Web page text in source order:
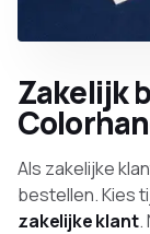
Zakelijk
Als zakelijke
bestellen. Kies
zakelijke klant.